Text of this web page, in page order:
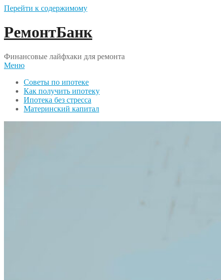
Перейти к содержимому
РемонтБанк
Финансовые лайфхаки для ремонта
Меню
Советы по ипотеке
Как получить ипотеку
Ипотека без стресса
Материнский капитал